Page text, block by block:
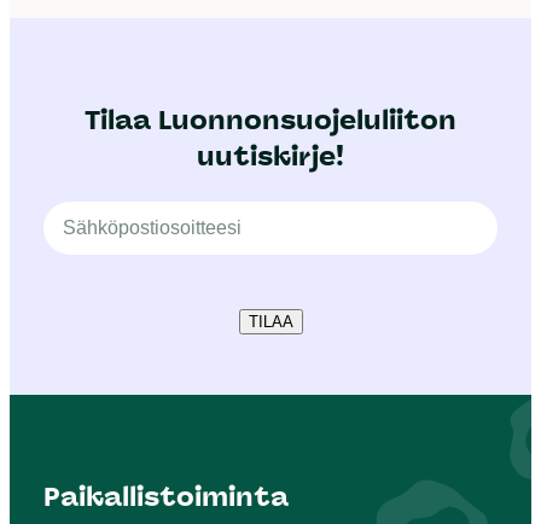
Tilaa Luonnonsuojeluliiton
uutiskirje!
TILAA
Paikallistoiminta